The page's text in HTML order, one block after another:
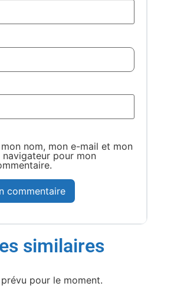
nom, mon e-mail et mon
navigateur pour mon
similaires
pour le moment.